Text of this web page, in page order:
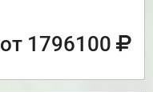
от 1796100